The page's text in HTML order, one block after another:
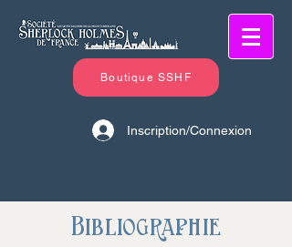
Boutique SSHF
Inscription/Connexion
Bibliographie